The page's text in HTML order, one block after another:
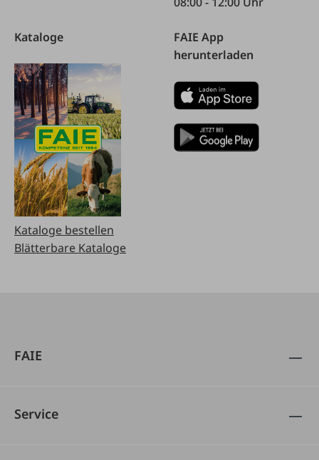
Kataloge
Kataloge bestellen
Blätterbare Kataloge
FAIE App
herunterladen
FAIE
Service